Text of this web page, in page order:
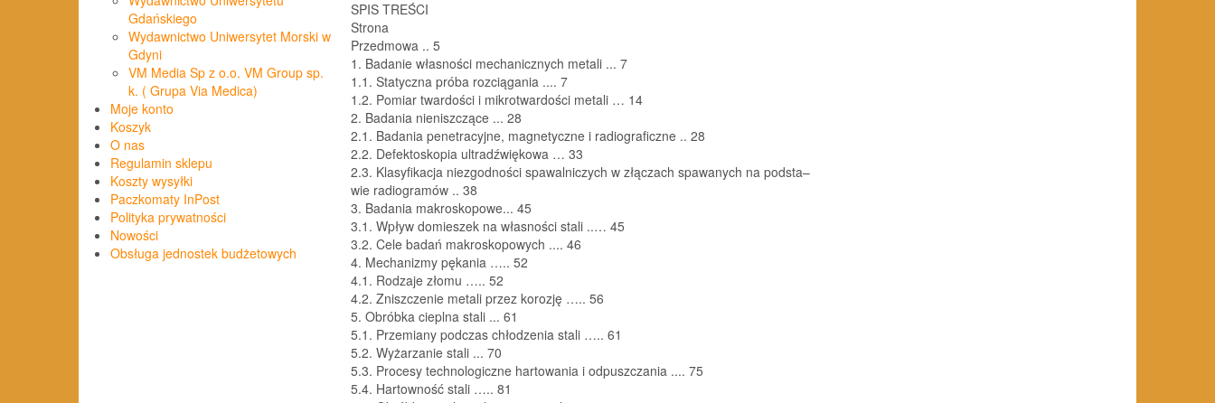
Gdańskiego
Wydawnictwo Uniwersytet Morski w
Gdyni
VM Media Sp z o.o. VM Group sp.
k. ( Grupa Via Medica)
Moje konto
Koszyk
O nas
Regulamin sklepu
Koszty wysyłki
Paczkomaty InPost
Polityka prywatności
Nowości
Obsługa jednostek budżetowych
SPIS TREŚCI
Strona
Przedmowa .. 5
1. Badanie własności mechanicznych metali ... 7
1.1. Statyczna próba rozciągania .... 7
1.2. Pomiar twardości i mikrotwardości metali … 14
2. Badania nieniszczące ... 28
2.1. Badania penetracyjne, magnetyczne i radiograficzne .. 28
2.2. Defektoskopia ultradźwiękowa … 33
2.3. Klasyfikacja niezgodności spawalniczych w złączach spawanych na podsta–
wie radiogramów .. 38
3. Badania makroskopowe... 45
3.1. Wpływ domieszek na własności stali ..… 45
3.2. Cele badań makroskopowych .... 46
4. Mechanizmy pękania ….. 52
4.1. Rodzaje złomu ….. 52
4.2. Zniszczenie metali przez korozję ….. 56
5. Obróbka cieplna stali ... 61
5.1. Przemiany podczas chłodzenia stali ….. 61
5.2. Wyżarzanie stali ... 70
5.3. Procesy technologiczne hartowania i odpuszczania .... 75
5.4. Hartowność stali ….. 81